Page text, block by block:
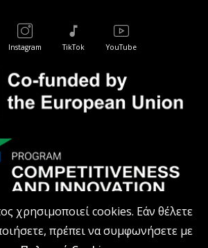
Instagram TikTok YouTube
χρησιμοποιεί cookies. Εάν θέλετε
πρέπει να συμφωνήσετε με